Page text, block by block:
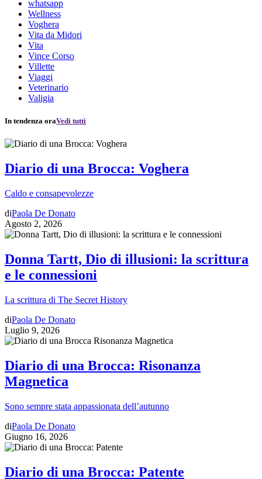
whatsapp
Wellness
Voghera
Vita da Midori
Vita
Vince Corso
Villette
Viaggi
Veterinario
Valigia
In tendenza oraVedi tutti
Diario di una Brocca: Voghera
Caldo e consapevolezze
diPaola De Donato
Agosto 2, 2026
Donna Tartt, Dio di illusioni: la scrittura
e le connessioni
La scrittura di The Secret History
diPaola De Donato
Luglio 9, 2026
Diario di una Brocca: Risonanza
Magnetica
Sono sempre stata appassionata dell’autunno
diPaola De Donato
Giugno 16, 2026
Diario di una Brocca: Patente